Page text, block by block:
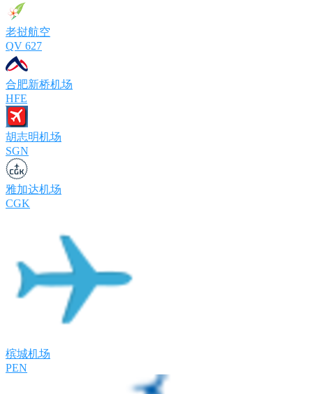
老挝航空
QV 627
合肥新桥机场
HFE
胡志明机场
SGN
雅加达机场
CGK
槟城机场
PEN